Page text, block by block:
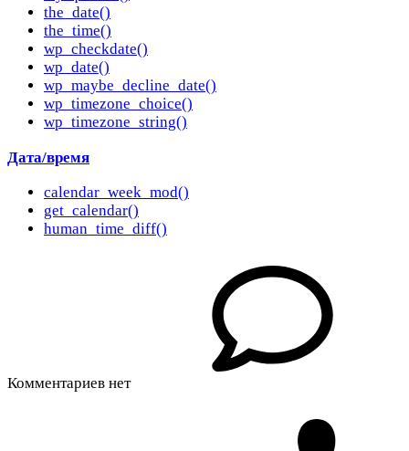
the_date()
the_time()
wp_checkdate()
wp_date()
wp_maybe_decline_date()
wp_timezone_choice()
wp_timezone_string()
Дата/время
calendar_week_mod()
get_calendar()
human_time_diff()
Комментариев нет